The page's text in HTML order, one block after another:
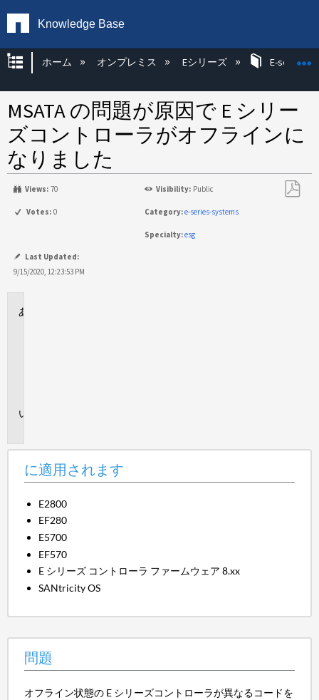
Knowledge Base
グローバル階層を展開/折りたたむ
ホーム オンプレミス Eシリーズ E-series
MSATA の問題が原因で E シリー
ズコントローラがオフラインに
なりました
Views: 70 Visibility: Public
Votes: 0 Category:e-series-systems
Specialty:esg
Last Updated:
9/15/2020, 12:23:53 PM
に適用されます
E2800
EF280
E5700
EF570
E シリーズ コントローラ ファームウェア 8.xx
SANtricity OS
問題
オフライン状態の E シリーズコントローラが異なるコードを